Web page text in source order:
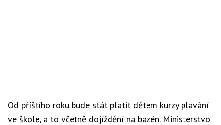
Od příštího roku bude stát platit dětem kurzy plavání
ve škole, a to včetně dojíždění na bazén. Ministerstvo